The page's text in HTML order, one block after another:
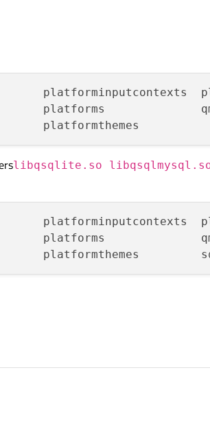
platforminputcontexts
platforms
libqsqlite.so
platforminputcontexts
platforms
a créer un OS grâce à Yocto pour un ARM.